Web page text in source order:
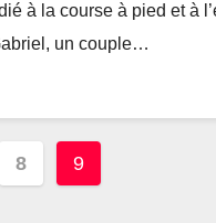
à la course à pied et à
un couple…
8 9